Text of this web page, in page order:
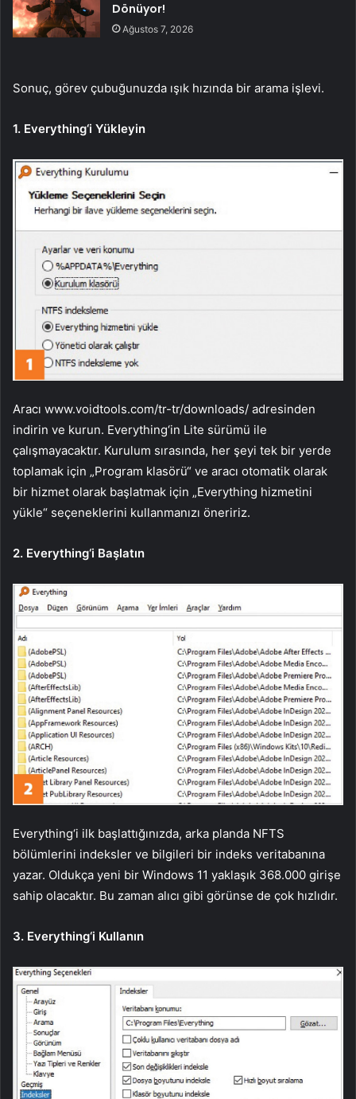
Dönüyor!
Ağustos 7, 2026
Sonuç, görev çubuğunuzda ışık hızında bir arama işlevi.
1. Everything‘i Yükleyin
Aracı www.voidtools.com/tr-tr/downloads/ adresinden
indirin ve kurun. Everything‘in Lite sürümü ile
çalışmayacaktır. Kurulum sırasında, her şeyi tek bir yerde
toplamak için „Program klasörü“ ve aracı otomatik olarak
bir hizmet olarak başlatmak için „Everything hizmetini
yükle“ seçeneklerini kullanmanızı öneririz.
2. Everything‘i Başlatın
Everything‘i ilk başlattığınızda, arka planda NFTS
bölümlerini indeksler ve bilgileri bir indeks veritabanına
yazar. Oldukça yeni bir Windows 11 yaklaşık 368.000 girişe
sahip olacaktır. Bu zaman alıcı gibi görünse de çok hızlıdır.
3. Everything‘i Kullanın